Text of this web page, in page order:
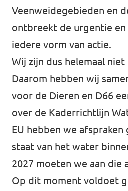
Veenweidegebieden en
ontbreekt de urgentie en
iedere vorm van actie.
Wij zijn dus helemaal
Daarom hebben wij
voor de Dieren en D66
over de Kaderrichtlijn
EU hebben we afspraken
staat van het water
2027 moeten we aan die
Op dit moment voldoet